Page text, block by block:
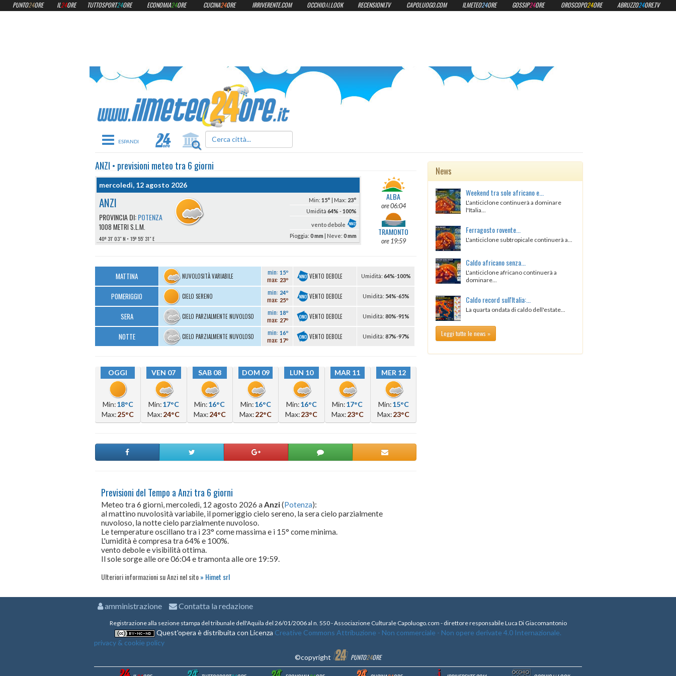
ilmeteo24ore.it
Toggle navigation
ANZI • previsioni meteo tra 6 giorni
mercoledì, 12 agosto 2026
ANZI
PROVINCIA DI:POTENZA
1008 METRI S.L.M.
40º 31′ 03″ N 15º 55′ 31″ E
Min:15° | Max: 23°
Umidità64%-100%
vento debole
Pioggia:0 mm | Neve:0 mm
ALBA
ore 06:04
TRAMONTO
ore 19:59
MATTINA NUVOLOSITÀ VARIABILE min: 15º
max: 23º VENTO DEBOLE Umidità: 64%-100%
POMERIGGIO CIELO SERENO min: 24º
max: 25º VENTO DEBOLE Umidità: 54%-65%
SERA CIELO PARZIALMENTE NUVOLOSO min: 18º
max: 27º VENTO DEBOLE Umidità: 80%-91%
NOTTE CIELO PARZIALMENTE NUVOLOSO min: 16º
max: 17º VENTO DEBOLE Umidità: 87%-97%
OGGI
Min:18°C
Max:25°C
VEN 07
Min:17°C
Max:24°C
SAB 08
Min:16°C
Max:24°C
DOM 09
Min:16°C
Max:22°C
LUN 10
Min:16°C
Max:23°C
MAR 11
Min:17°C
Max:23°C
MER 12
Min:15°C
Max:23°C
Previsioni del Tempo a Anzi tra 6 giorni
Meteo tra 6 giorni, mercoledì, 12 agosto 2026 a Anzi(Potenza):
al mattino nuvolosità variabile, il pomeriggio cielo sereno, la sera cielo parzialmente
nuvoloso, la notte cielo parzialmente nuvoloso.
Le temperature oscillano tra i 23° come massima e i 15° come minima.
L'umidità è compresa tra 64% e 100%.
vento debole e visibilità ottima.
Il sole sorge alle ore 06:04 e tramonta alle ore 19:59.
Ulteriori informazioni su Anzi nel sito Himet srl
News
Weekend tra sole africano e...
L'anticiclone continuerà a dominare
l'Italia...
Ferragosto rovente...
L'anticiclone subtropicale continuerà a...
Caldo africano senza...
L'anticiclone africano continuerà a
dominare...
Caldo record sull'Italia:...
La quarta ondata di caldo dell'estate...
Leggi tutte le news »
PUNTO24ORE IL24ORE TUTTOSPORT24ORE ECONOMIA24ORE CUCINA24ORE IRRIVERENTE.COM OCCHIOALLOOK RECENSIONI.TV CAPOLUOGO.COM ILMETEO24ORE GOSSIP24ORE OROSCOPO24ORE ABRUZZO24ORE.TV
amministrazione Contatta la redazione
Registrazione alla sezione stampa del tribunale dell'Aquila del 26/01/2006 al n. 550 - Associazione Culturale Capoluogo.com - direttore responsabile Luca Di Giacomantonio
Quest'opera è distribuita con Licenza Creative Commons Attribuzione - Non commerciale - Non opere derivate 4.0 Internazionale.
privacy & cookie policy
©copyright
PUNTO24ORE